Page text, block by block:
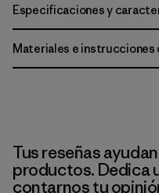
Especificaciones y
Materiales e instrucciones
Tus reseñas
productos. Dedica
contarnos tu